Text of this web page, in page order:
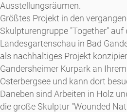
Ausstellungsräumen.
Größtes Projekt in den
Skulpturengruppe "Together" auf
Landesgartenschau in Bad
als nachhaltiges Projekt
Gandersheimer Kurpark an
Osterbergsee und kann dort
Daneben sind Arbeiten in Holz
die große Skulptur "Wounded